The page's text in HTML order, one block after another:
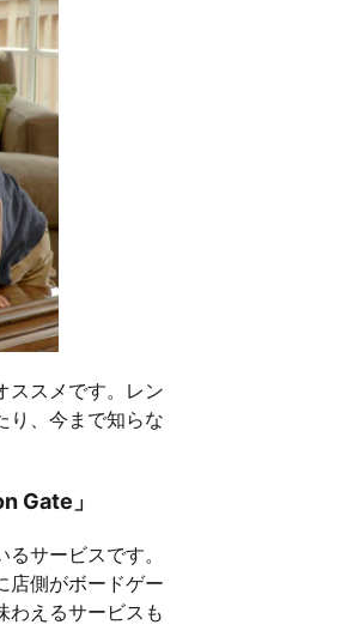
ススメです。レン
り、今まで知らな
Gate」
サービスです。
店側がボードゲー
わえるサービスも